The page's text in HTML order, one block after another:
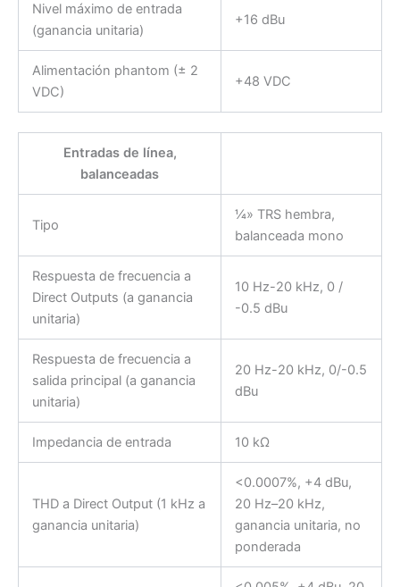
Nivel máximo de entrada
(ganancia unitaria)
+16 dBu
Alimentación phantom (± 2
VDC)
+48 VDC
Entradas de línea,
balanceadas
Tipo
¼» TRS hembra,
balanceada mono
Respuesta de frecuencia a
Direct Outputs (a ganancia
unitaria)
10 Hz-20 kHz, 0 /
-0.5 dBu
Respuesta de frecuencia a
salida principal (a ganancia
unitaria)
20 Hz-20 kHz, 0/-0.5
dBu
Impedancia de entrada 10 kΩ
THD a Direct Output (1 kHz a
ganancia unitaria)
<0.0007%, +4 dBu,
20 Hz–20 kHz,
ganancia unitaria, no
ponderada